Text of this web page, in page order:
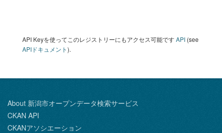
API Keyを使ってこのレジストリーにもアクセス可能ですAPI (see
APIドキュメント).
About 新潟市オープンデータ検索サービス
CKAN API
CKANアソシエーション